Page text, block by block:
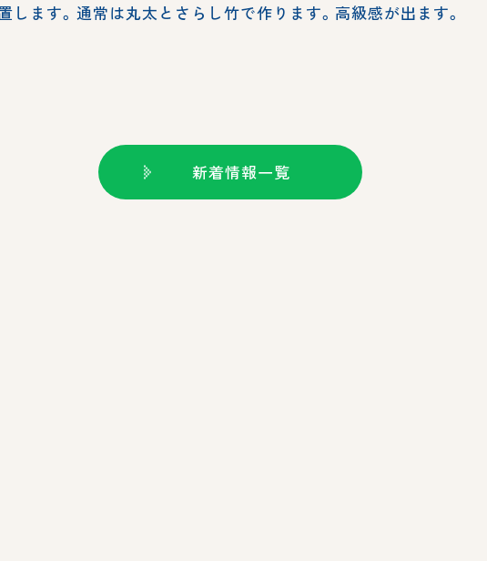
します。通常は丸太とさらし竹で作ります。高級感が出ます。
新着情報一覧